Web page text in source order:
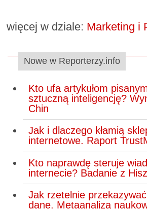
więcej w dziale: Marketing i
Nowe w Reporterzy.info
Kto ufa artykułom
sztuczną inteligencję?
Chin
Jak i dlaczego kłamią
internetowe. Raport
Kto naprawdę steruje
internecie? Badanie z
Jak rzetelnie
dane. Metaanaliza